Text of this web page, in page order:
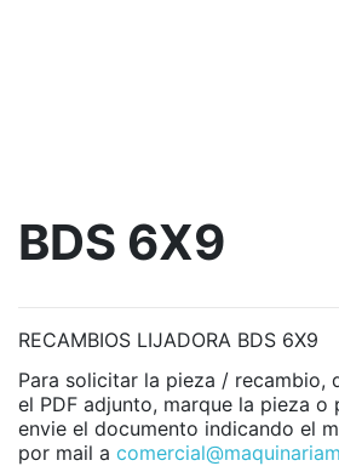
BDS 6X9
RECAMBIOS LIJADORA BDS 6X9
Para solicitar la pieza / recambio,
el PDF adjunto, marque la pieza o
envie el documento indicando el
por mail a